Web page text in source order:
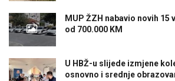
MUP ŽZH nabavio novih
od 700.000 KM
U HBŽ-u slijede izmjene
osnovno i srednje